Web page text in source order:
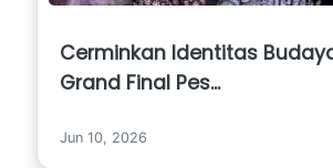
Cerminkan Identitas
Grand Final Pes...
Jun 10, 2026